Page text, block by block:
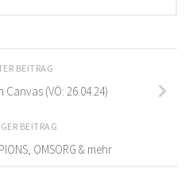
BEITRAG
(VÖ: 26.04.24)
BEITRAG
OMSORG & mehr